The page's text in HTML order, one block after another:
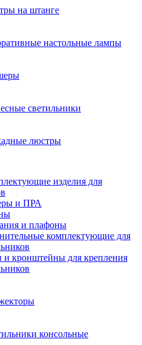
на штанге
настольные лампы
светильники
люстры
изделия для
и ПРА
и плафоны
комплектующие для
кронштейны для крепления
консольные